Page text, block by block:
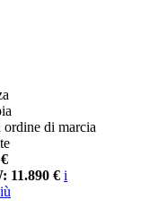
ordine di marcia
11.890 € i